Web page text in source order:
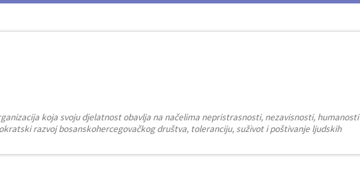
koja svoju djelatnost obavlja na načelima nepristrasnosti, nezavisnosti, humanosti
razvoj bosanskohercegovačkog društva, toleranciju, suživot i poštivanje ljudskih